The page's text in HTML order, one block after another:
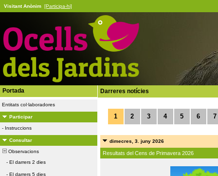
Visitant Anònim [Participa-hi]
Portada
Entitats col·laboradores
Participar
- Instruccions
Consultar
Observacions
- El darrers 2 dies
- El darrers 5 dies
Darreres notícies
1 2 3 4 5 6 7
dimecres, 3. juny 2026
Resultats del Cens de Primavera 2026